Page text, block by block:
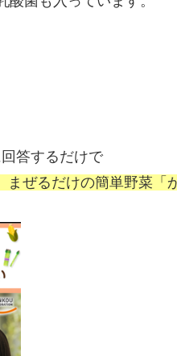
答するだけで
まぜるだけの簡単野菜「